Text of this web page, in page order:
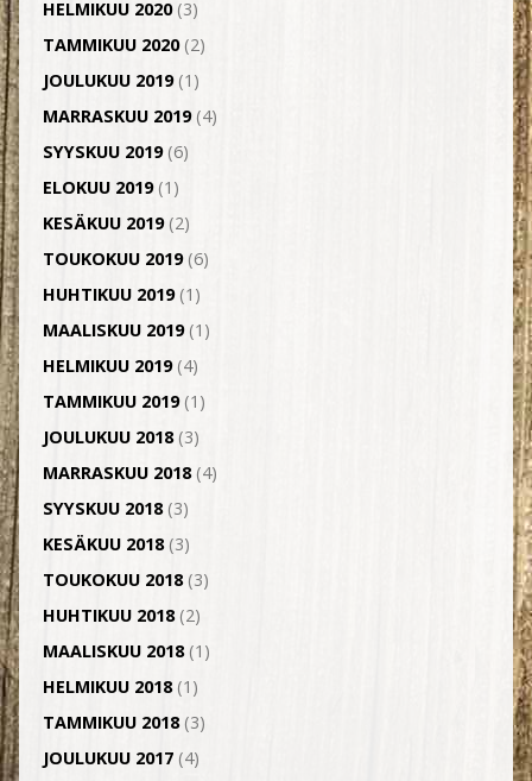
HELMIKUU 2020(3)
TAMMIKUU 2020(2)
JOULUKUU 2019(1)
MARRASKUU 2019(4)
SYYSKUU 2019(6)
ELOKUU 2019(1)
KESÄKUU 2019(2)
TOUKOKUU 2019(6)
HUHTIKUU 2019(1)
MAALISKUU 2019(1)
HELMIKUU 2019(4)
TAMMIKUU 2019(1)
JOULUKUU 2018(3)
MARRASKUU 2018(4)
SYYSKUU 2018(3)
KESÄKUU 2018(3)
TOUKOKUU 2018(3)
HUHTIKUU 2018(2)
MAALISKUU 2018(1)
HELMIKUU 2018(1)
TAMMIKUU 2018(3)
JOULUKUU 2017(4)